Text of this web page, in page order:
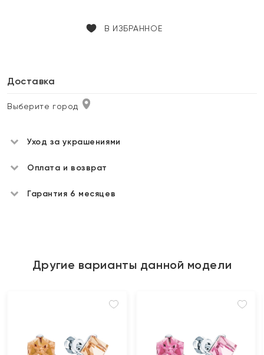
В ИЗБРАННОЕ
Доставка
Выберите город
Уход за украшениями
Оплата и возврат
Гарантия 6 месяцев
Другие варианты данной модели